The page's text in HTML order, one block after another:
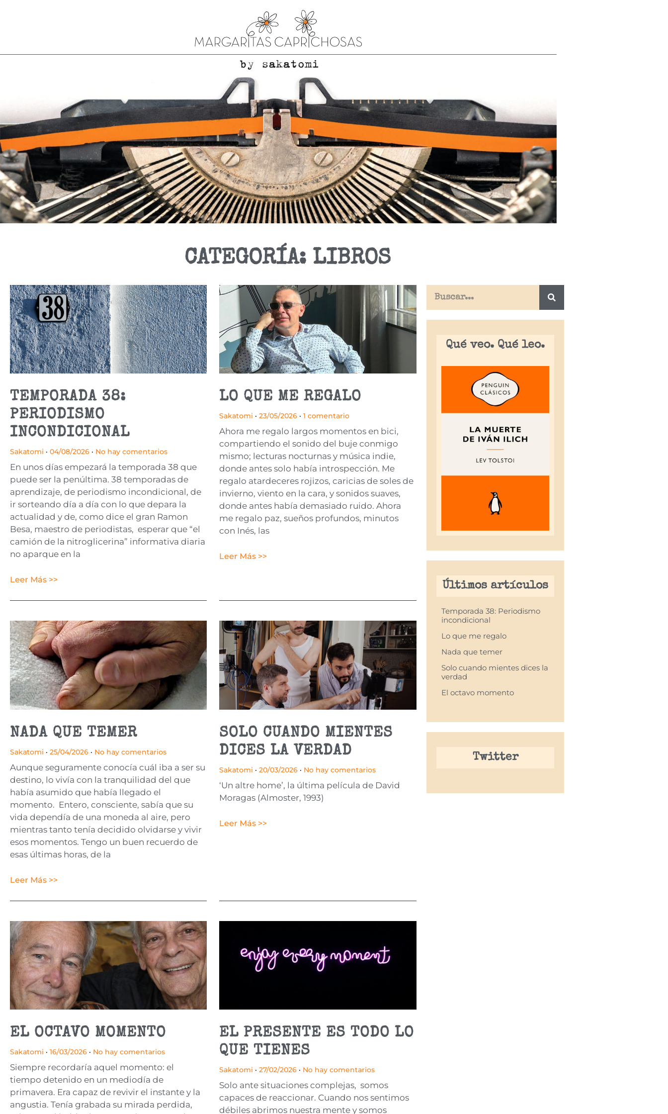
CATEGORÍA: LIBROS
TEMPORADA 38:
PERIODISMO
INCONDICIONAL
Sakatomi 04/08/2026 No hay comentarios
En unos días empezará la temporada 38 que
puede ser la penúltima. 38 temporadas de
aprendizaje, de periodismo incondicional, de
ir sorteando día a día con lo que depara la
actualidad y de, como dice el gran Ramon
Besa, maestro de periodistas, esperar que “el
camión de la nitroglicerina” informativa diaria
no aparque en la
Leer Más >>
LO QUE ME REGALO
Sakatomi 23/05/2026 1 comentario
Ahora me regalo largos momentos en bici,
compartiendo el sonido del buje conmigo
mismo; lecturas nocturnas y música indie,
donde antes solo había introspección. Me
regalo atardeceres rojizos, caricias de soles de
invierno, viento en la cara, y sonidos suaves,
donde antes había demasiado ruido. Ahora
me regalo paz, sueños profundos, minutos
con Inés, las
Leer Más >>
NADA QUE TEMER
Sakatomi 25/04/2026 No hay comentarios
Aunque seguramente conocía cuál iba a ser su
destino, lo vivía con la tranquilidad del que
había asumido que había llegado el
momento. Entero, consciente, sabía que su
vida dependía de una moneda al aire, pero
mientras tanto tenía decidido olvidarse y vivir
esos momentos. Tengo un buen recuerdo de
esas últimas horas, de la
Leer Más >>
SOLO CUANDO MIENTES
DICES LA VERDAD
Sakatomi 20/03/2026 No hay comentarios
‘Un altre home’, la última película de David
Moragas (Almoster, 1993)
Leer Más >>
EL OCTAVO MOMENTO
Sakatomi 16/03/2026 No hay comentarios
Siempre recordaría aquel momento: el
tiempo detenido en un mediodía de
primavera. Era capaz de revivir el instante y la
angustia. Tenía grabada su mirada perdida,
EL PRESENTE ES TODO LO
QUE TIENES
Sakatomi 27/02/2026 No hay comentarios
Solo ante situaciones complejas, somos
capaces de reaccionar. Cuando nos sentimos
débiles abrimos nuestra mente y somos
Qué veo. Qué leo.
Últimos artículos
Temporada 38: Periodismo
incondicional
Lo que me regalo
Nada que temer
Solo cuando mientes dices la
verdad
El octavo momento
Twitter